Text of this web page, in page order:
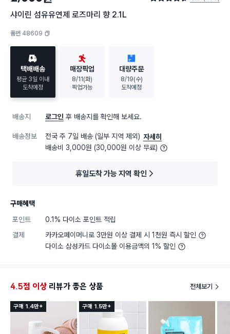
샤이린 섬유유연제 로즈마리 향 2.1L
품번 48609
택배배송
평균 3일 이내
도착예정
매장픽업
8/11(화)
픽업가능
대량주문
8/19(수)
도착예정
배송지 로그인 후 배송지를 확인해 보세요.
배송정보 전국 주 7일 배송 (일부 지역 제외) 자세히
배송비 3,000원 (30,000원 이상 무료)
휴일도착 가능 지역 확인
구매혜택
포인트
0.1% 다이소 포인트 적립
결제
카카오페이머니로 3만원 이상 결제 시 1천원 즉시 할인
다이소 삼성카드 다이소몰 이용금액의 1% 할인
4.5점 이상 리뷰가 좋은 상품 전체보기
구매 1.4만+ 구매 1.5만+